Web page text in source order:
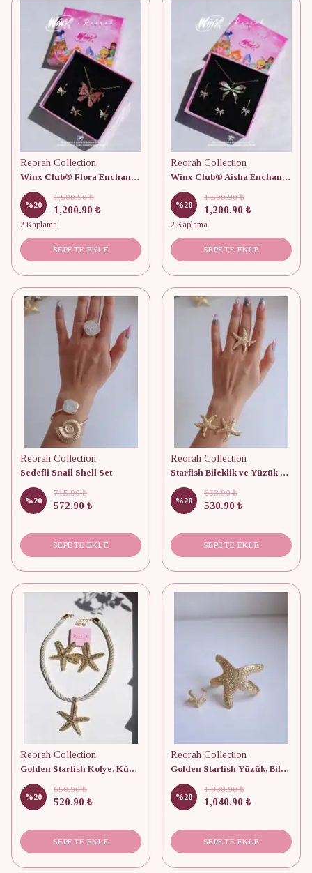
Reorah Collection
Winx Club® Flora Enchantix Fairy Wings Set
%20
1,500.90 ₺
1,200.90 ₺
2 Kaplama
SEPETE EKLE
Reorah Collection
Winx Club® Aisha Enchantix Fairy Wings Set
%20
1,500.90 ₺
1,200.90 ₺
2 Kaplama
SEPETE EKLE
Reorah Collection
Sedefli Snail Shell Set
%20
715.90 ₺
572.90 ₺
SEPETE EKLE
Reorah Collection
Starfish Bileklik ve Yüzük Set
%20
663.90 ₺
530.90 ₺
SEPETE EKLE
Reorah Collection
Golden Starfish Kolye, Küpe Set
%20
650.90 ₺
520.90 ₺
SEPETE EKLE
Reorah Collection
Golden Starfish Yüzük, Bileklik Set
%20
1,300.90 ₺
1,040.90 ₺
SEPETE EKLE